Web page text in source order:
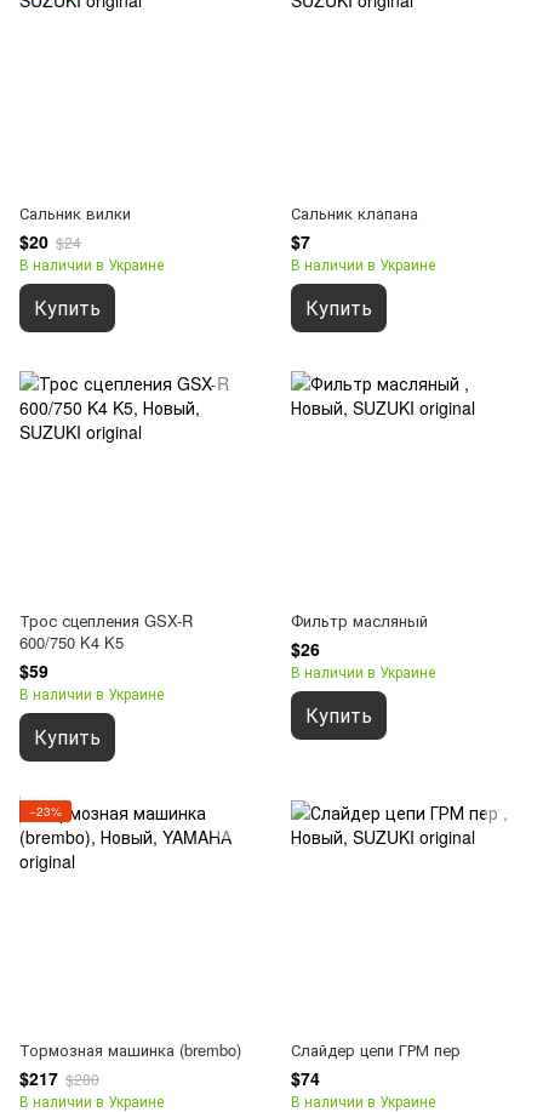
Сальник вилки
$20 $24
В наличии в Украине
Купить
Сальник клапана
$7
В наличии в Украине
Купить
Трос сцепления GSX-R
600/750 K4 K5
$59
В наличии в Украине
Купить
Фильтр масляный
$26
В наличии в Украине
Купить
−23%
Тормозная машинка (brembo)
$217 $280
В наличии в Украине
Слайдер цепи ГРМ пер
$74
В наличии в Украине